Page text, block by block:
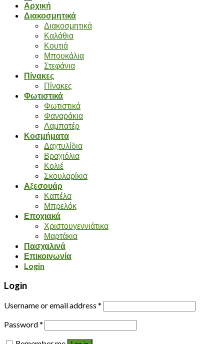
Αρχική
Διακοσμητικά
Διακοσμητικά
Καλάθια
Κουτιά
Μπουκάλια
Στεφάνια
Πίνακες
Πίνακες
Φωτιστικά
Φωτιστικά
Φαναράκια
Λαμπατέρ
Κοσμήματα
Δαχτυλίδια
Βραχιόλια
Κολιέ
Σκουλαρίκια
Αξεσουάρ
Καπέλα
Μπρελόκ
Εποχιακά
Χριστουγεννιάτικα
Μαρτάκια
Πασχαλινά
Επικοινωνία
Login
Login
Username or email address *
Password*